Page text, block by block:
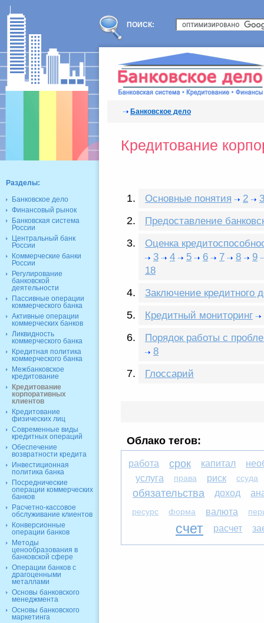
ПОИСК:
Банковское дело
Кредитование
Основные понятия 2
3
Предоставление
Оценка
3
4 5 6 7 8
9
18
Заключение кредитного
Кредитный мониторинг
Порядок работы с
8
Глоссарий
Облако тегов:
работа срок капитал
услуга
права риск ссуда
обязательства доход
ресурс форма валюта
счет расчет
Разделы:
Банковское дело
Финансовый рынок
Банковская система
России
Центральный банк
России
Коммерческие банки
России
Регулирование
банковской
деятельности
Пассивные операции
коммерческого банка
Активные операции
коммерческих банков
Ликвидность
коммерческого банка
Кредитная политика
коммерческого банка
Межбанковское
кредитование
Кредитование
корпоративных
клиентов
Кредитование
физических лиц
Современные виды
кредитных операций
Обеспечение
возвратности кредита
Инвестиционная
политика банка
Посреднические
операции коммерческих
банков
Расчетно-кассовое
обслуживание клиентов
Конверсионные
операции банков
Методы
ценообразования в
банковской сфере
Операции банков с
драгоценными
металлами
Основы банковского
менеджмента
Основы банковского
маркетинга